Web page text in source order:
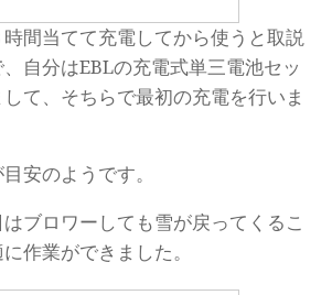
間当てて充電してから使うと取説
自分はEBLの充電式単三電池セッ
して、そちらで最初の充電を行いま
安のようです。
ブロワーしても雪が戻ってくるこ
作業ができました。